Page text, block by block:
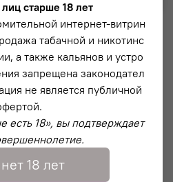
модель кальяна с
под блюдца (напоминающая
разработана нашей
популярностью по
позволяет каждому
старше 18 лет
интернет-витрин
табачной и никотинс
а также кальянов и устро
запрещена законодател
не является публичной
есть 18», вы подтверждает
18 лет